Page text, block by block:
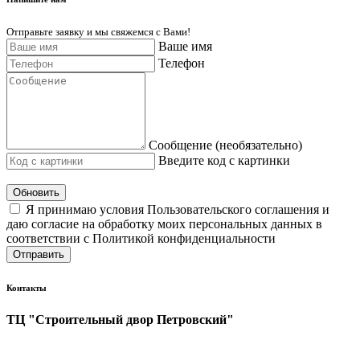
Отправьте заявку и мы свяжемся с Вами!
Ваше имя
Телефон
Сообщение (необязательно)
Введите код с картинки
Обновить
Я принимаю условия Пользовательского соглашения и
даю согласие на обработку моих персональных данных в
соответствии с Политикой конфиденциальности
Отправить
Контакты
ТЦ "Строительный двор Петровский"